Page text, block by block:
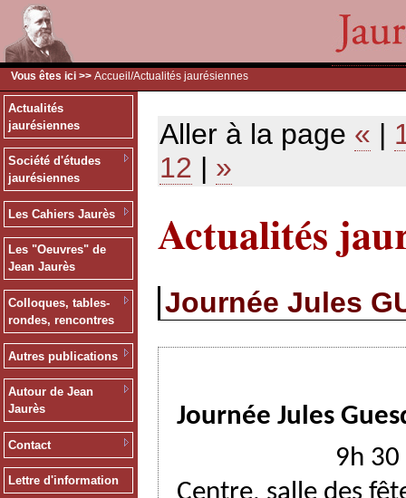
Vous êtes ici >> Accueil /Actualités jaurésiennes
Actualités
jaurésiennes
Société d'études
jaurésiennes
Les Cahiers Jaurès
Les "Oeuvres" de
Jean Jaurès
Colloques, tables-
rondes, rencontres
Autres publications
Autour de Jean
Jaurès
Contact
Lettre d'information
Aller à la page « |
12 | »
Actualités
Journée Jules
Journée Jules
9h 30 à